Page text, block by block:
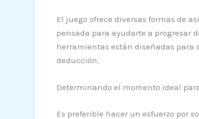
El juego ofrece diversas formas de
pensada para ayudarte a progresar
herramientas están diseñadas
deducción.
Determinando el momento ideal
Es preferible hacer un esfuerzo por